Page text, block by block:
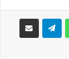
واتساب تيلقرام مشاركة عبر البريد